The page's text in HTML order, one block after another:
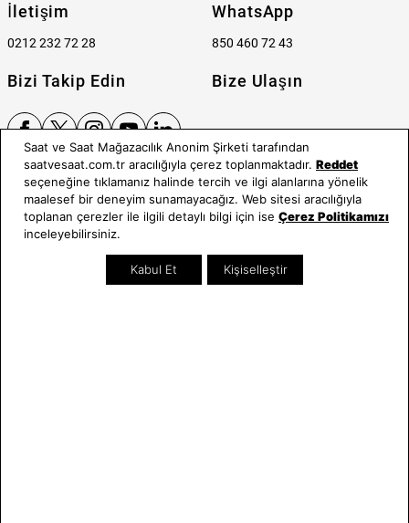
İletişim
0212 232 72 28
WhatsApp
850 460 72 43
Bizi Takip Edin Bize Ulaşın
E-BÜLTEN
Bültene üye olun, kampanya ve süprizleri kaçırmayın
E-posta Adresiniz
Saat ve Saat Mağazacılık Anonim Şirketi tarafından
saatvesaat.com.tr aracılığıyla çerez toplanmaktadır. Reddet
seçeneğine tıklamanız halinde tercih ve ilgi alanlarına yönelik
maalesef bir deneyim sunamayacağız. Web sitesi aracılığıyla
toplanan çerezler ile ilgili detaylı bilgi için ise Çerez Politikamızı
inceleyebilirsiniz.
Kabul Et Kişiselleştir